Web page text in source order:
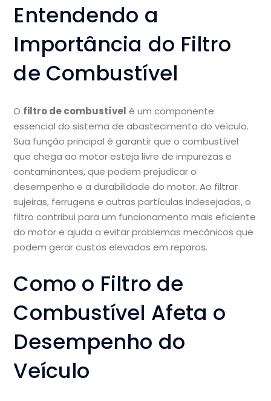
Entendendo a
Importância do Filtro
de Combustível
O filtro de combustível é um componente
essencial do sistema de abastecimento do veículo.
Sua função principal é garantir que o combustível
que chega ao motor esteja livre de impurezas e
contaminantes, que podem prejudicar o
desempenho e a durabilidade do motor. Ao filtrar
sujeiras, ferrugens e outras partículas indesejadas, o
filtro contribui para um funcionamento mais eficiente
do motor e ajuda a evitar problemas mecânicos que
podem gerar custos elevados em reparos.
Como o Filtro de
Combustível Afeta o
Desempenho do
Veículo